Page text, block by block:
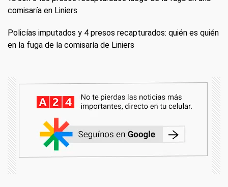
comisaría en Liniers
Policías imputados y 4 presos recapturados: quién es quién
en la fuga de la comisaría de Liniers